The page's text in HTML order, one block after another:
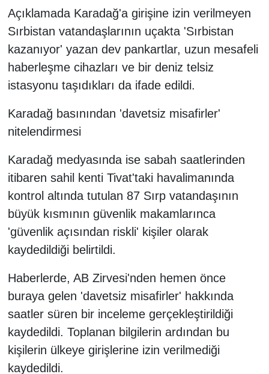
Açıklamada Karadağ'a girişine izin verilmeyen
Sırbistan vatandaşlarının uçakta 'Sırbistan
kazanıyor' yazan dev pankartlar, uzun mesafeli
haberleşme cihazları ve bir deniz telsiz
istasyonu taşıdıkları da ifade edildi.
Karadağ basınından 'davetsiz misafirler'
nitelendirmesi
Karadağ medyasında ise sabah saatlerinden
itibaren sahil kenti Tivat'taki havalimanında
kontrol altında tutulan 87 Sırp vatandaşının
büyük kısmının güvenlik makamlarınca
'güvenlik açısından riskli' kişiler olarak
kaydedildiği belirtildi.
Haberlerde, AB Zirvesi'nden hemen önce
buraya gelen 'davetsiz misafirler' hakkında
saatler süren bir inceleme gerçekleştirildiği
kaydedildi. Toplanan bilgilerin ardından bu
kişilerin ülkeye girişlerine izin verilmediği
kaydedildi.